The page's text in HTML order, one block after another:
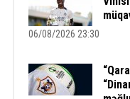
06/08/2026 23:30